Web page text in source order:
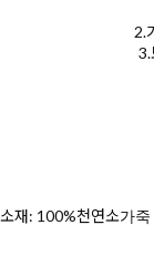
2.
3.
소재: 100%천연소가